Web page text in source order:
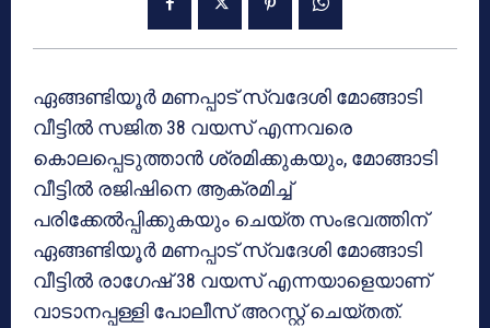
ഏങ്ങണ്ടിയൂർ മണപ്പാട് സ്വദേശി മോങ്ങാടി
വീട്ടിൽ സജിത 38 വയസ് എന്നവരെ
കൊലപ്പെടുത്താൻ ശ്രമിക്കുകയും, മോങ്ങാടി
വീട്ടിൽ രജിഷിനെ ആക്രമിച്ച്
പരിക്കേൽപ്പിക്കുകയും ചെയ്ത സംഭവത്തിന്
ഏങ്ങണ്ടിയൂർ മണപ്പാട് സ്വദേശി മോങ്ങാടി
വീട്ടിൽ രാഗേഷ് 38 വയസ് എന്നയാളെയാണ്
വാടാനപ്പള്ളി പോലീസ് അറസ്റ്റ് ചെയ്തത്.